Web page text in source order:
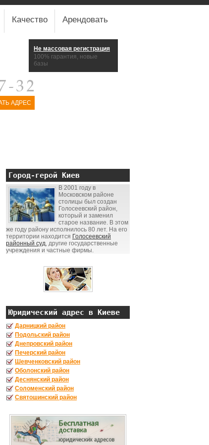
Качество Арендовать
АДРЕС
Не массовая регистрация
100% гарантия, новые
базы
Город-герой Киев
В 2001 году в
Московском районе
столицы был создан
Голосеевский район,
который и заменил
старое название. В этом
же году району исполнилось 80 лет. На его
территории находится Голосеевский
районный суд, другие государственные
учреждения и частные фирмы.
Юридический адрес в Киеве
Дарницкий район
Подольский район
Днепровский район
Печерский район
Шевченковский район
Оболонский район
Деснянский район
Соломенский район
Святошинский район